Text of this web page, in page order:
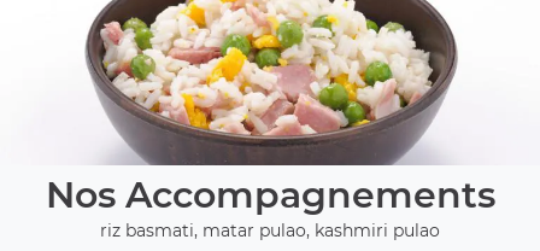
Nos Accompagnements
riz basmati, matar pulao, kashmiri pulao